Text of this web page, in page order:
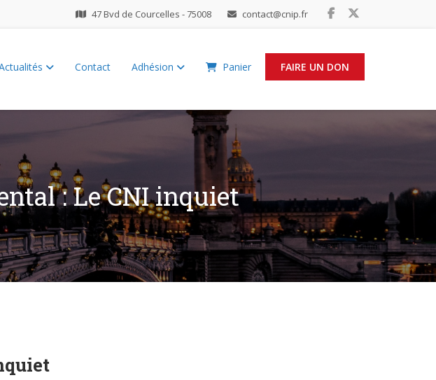
47 Bvd de Courcelles - 75008 contact@cnip.fr
FAIRE UN DON
Contact Adhésion Panier
: Le CNI inquiet